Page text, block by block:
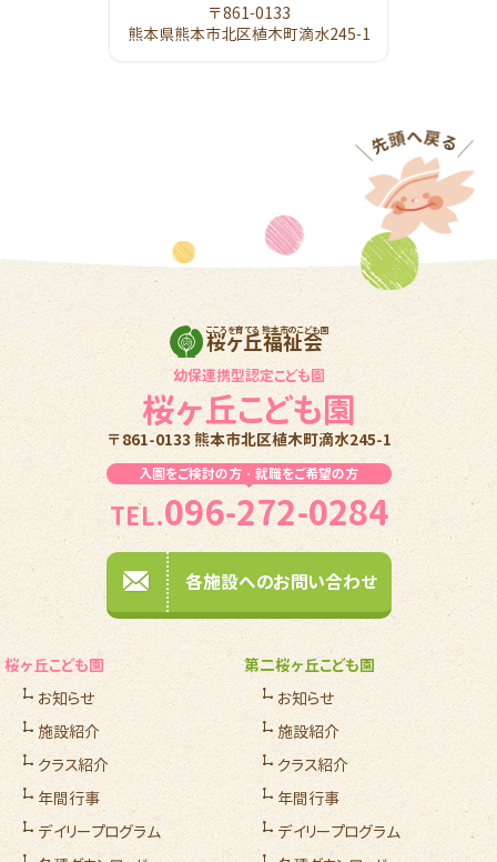
〒861-0133
熊本県熊本市北区植木町滴水245-1
こころを育てる 熊本市のこども園
桜ヶ丘福祉会
幼保連携型認定こども園
桜ヶ丘こども園
〒861-0133 熊本市北区植木町滴水245-1
入園をご検討の方・就職をご希望の方
TEL.096-272-0284
各施設へのお問い合わせ
桜ヶ丘こども園
お知らせ
施設紹介
クラス紹介
年間行事
デイリープログラム
第二桜ヶ丘こども園
お知らせ
施設紹介
クラス紹介
年間行事
デイリープログラム